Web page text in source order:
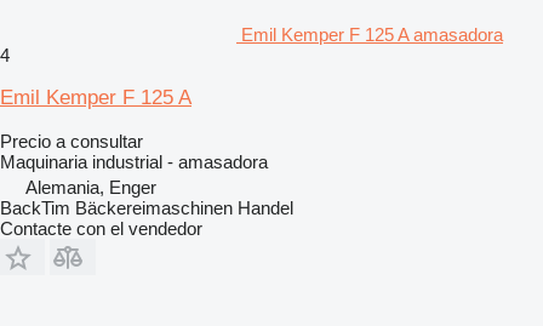
Emil Kemper F 125 A amasadora
4
Emil Kemper F 125 A
Precio a consultar
Maquinaria industrial - amasadora
Alemania, Enger
BackTim Bäckereimaschinen Handel
Contacte con el vendedor